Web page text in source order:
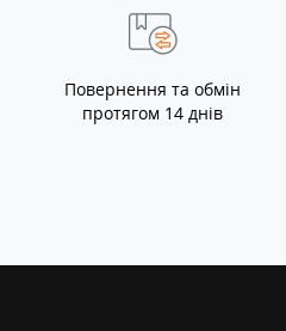
Повернення та обмін
протягом 14 днів